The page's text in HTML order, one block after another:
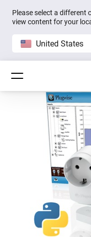
Please select a different
view content for your
United States